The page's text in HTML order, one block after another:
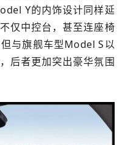
Y的内饰设计同样延
仅中控台，甚至连座椅
与旗舰车型Model S以
后者更加突出豪华氛围